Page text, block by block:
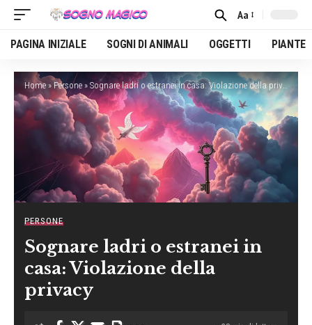
Font
Resizer
Aa
PAGINA INIZIALE SOGNI DI ANIMALI OGGETTI PIANTE
Home » Persone»Sognare ladri o estranei in casa: Violazione della privacy
PERSONE
Sognare ladri o estranei in
casa: Violazione della
privacy